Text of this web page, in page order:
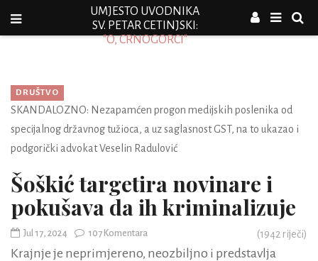
UMJESTO UVODNIKA
SV. PETAR CETINJSKI:
"O, CRNOGORCI"
DRUŠTVO
SKANDALOZNO: Nezapamćen progon medijskih poslenika od
specijalnog državnog tužioca, a uz saglasnost GST, na to ukazao i
podgorički advokat Veselin Radulović
Šoškić targetira novinare i
pokušava da ih kriminalizuje
Jul 17, 2024 107 Komentara (1942 riječi)
Krajnje je neprimjereno, neozbiljno i predstavlja